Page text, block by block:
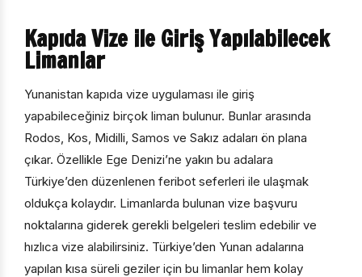
kullanıcıların nerede zorluk yaşadığını anlamamıza
yardımcı olur.
Pazarlama Çerezleri
Size ve ilgi alanlarınıza uygun reklamlar göstermek için
kullanılır. Kapatırsanız reklamları görmeye devam
edersiniz, ancak daha az alakalı olabilirler.
Kapıda Vize ile Giriş Yapılabilecek
Limanlar
Yunanistan kapıda vize uygulaması ile giriş
yapabileceğiniz birçok liman bulunur. Bunlar arasında
Rodos, Kos, Midilli, Samos ve Sakız adaları ön plana
çıkar. Özellikle Ege Denizi’ne yakın bu adalara
Türkiye’den düzenlenen feribot seferleri ile ulaşmak
oldukça kolaydır. Limanlarda bulunan vize başvuru
noktalarına giderek gerekli belgeleri teslim edebilir ve
hızlıca vize alabilirsiniz. Türkiye’den Yunan adalarına
yapılan kısa süreli geziler için bu limanlar hem kolay